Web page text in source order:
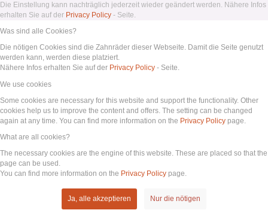
Die Einstellung kann nachträglich jederzeit wieder geändert werden. Nähere Infos
erhalten Sie auf der Privacy Policy - Seite.
Was sind alle Cookies?
Die nötigen Cookies sind die Zahnräder dieser Webseite. Damit die Seite genutzt
werden kann, werden diese platziert.
Nähere Infos erhalten Sie auf der Privacy Policy - Seite.
We use cookies
Some cookies are necessary for this website and support the functionality. Other
cookies help us to improve the content and offers. The setting can be changed
again at any time. You can find more information on the Privacy Policy page.
What are all cookies?
The necessary cookies are the engine of this website. These are placed so that the
page can be used.
You can find more information on the Privacy Policy page.
Ja, alle akzeptieren Nur die nötigen